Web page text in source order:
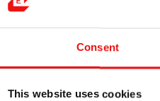
Consent
This website uses cookies